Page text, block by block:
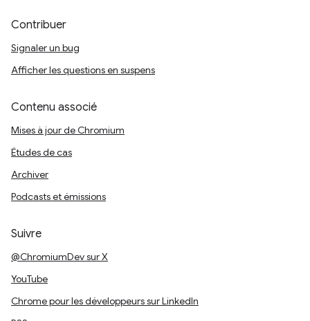
Contribuer
Signaler un bug
Afficher les questions en suspens
Contenu associé
Mises à jour de Chromium
Études de cas
Archiver
Podcasts et émissions
Suivre
@ChromiumDev sur X
YouTube
Chrome pour les développeurs sur LinkedIn